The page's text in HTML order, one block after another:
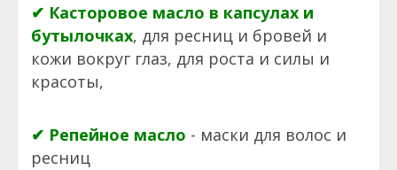
✔ Касторовое масло в капсулах и
бутылочках, для ресниц и бровей и
кожи вокруг глаз, для роста и силы и
красоты,
✔ Репейное масло - маски для волос и
ресниц